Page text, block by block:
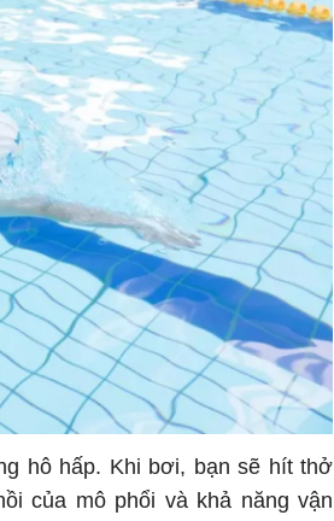
hô hấp. Khi bơi, bạn sẽ hít thở
của mô phổi và khả năng vận